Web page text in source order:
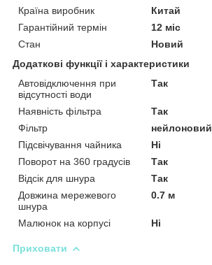
Країна виробник
Китай
Гарантійний термін
12 міс
Стан
Новий
Додаткові функції і характеристики
Автовідключення при
відсутності води
Так
Наявність фільтра
Так
Фільтр
нейлоновий
Підсвічування чайника
Ні
Поворот на 360 градусів
Так
Відсік для шнура
Так
Довжина мережевого
шнура
0.7 м
Малюнок на корпусі Ні
Приховати